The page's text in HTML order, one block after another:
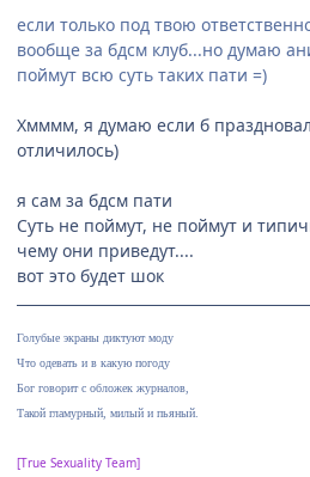
если только под твою
вообще за бдсм клуб...но думаю
поймут всю суть таких пати =)
Хмммм, я думаю если б
отличилось)
я сам за бдсм пати
Суть не поймут, не поймут и
чему они приведут....
вот это будет шок
Голубые экраны диктуют моду
Что одевать и в какую погоду
Бог говорит с обложек журналов,
Такой гламурный, милый и пьяный.
[True Sexuality Team]